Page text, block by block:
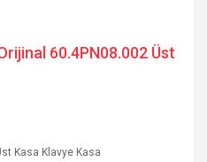
60.4PN08.002 Üst
Kasa Klavye Kasa